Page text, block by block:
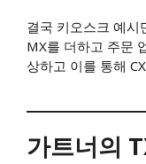
결국 키오스크 예시
MX를 더하고 주문
상하고 이를 통해
가트너의